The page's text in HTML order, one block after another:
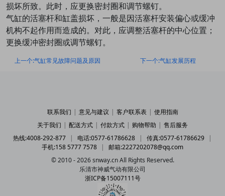
损坏所致。此时，应更换密封圈和调节螺钉。
气缸的活塞杆和缸盖损坏，一般是因活塞杆安装偏心或缓冲
机构不起作用而造成的。对此，应调整活塞杆的中心位置；
更换缓冲密封圈或调节螺钉。
上一个:气缸常见故障问题及原因 下一个:气缸发展历程
联系我们 | 意见与建议 | 客户联系表 | 使用指南
关于我们 | 配送方式 | 付款方式 | 购物帮助 | 售后服务
热线:4008-292-877
| 电话:0577-61786628 | 传真:0577-61786629
|
手机:158 5777 7578
|
邮箱:2227202078@qq.com
© 2010 - 2026 snway.cn All Rights Reserved.
乐清市神威气动有限公司
浙ICP备15007111号